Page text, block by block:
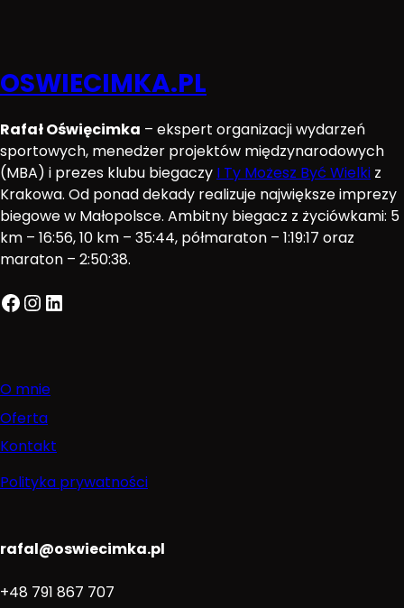
OSWIECIMKA.PL
Rafał Oświęcimka – ekspert organizacji wydarzeń
sportowych, menedżer projektów międzynarodowych
(MBA) i prezes klubu biegaczy I Ty Możesz Być Wielki z
Krakowa. Od ponad dekady realizuje największe imprezy
biegowe w Małopolsce. Ambitny biegacz z życiówkami: 5
km – 16:56, 10 km – 35:44, półmaraton – 1:19:17 oraz
maraton – 2:50:38.
Facebook InstagramLinkedIn
O mnie
Oferta
Kontakt
Polityka prywatności
rafal@oswiecimka.pl
+48 791 867 707